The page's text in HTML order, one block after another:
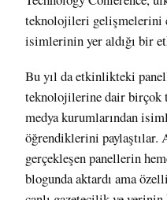
teknolojileri gelişmelerini
isimlerinin yer aldığı bir
Bu yıl da etkinlikteki
teknolojilerine dair birçok
medya kurumlarından
öğrendiklerini paylaştılar.
gerçekleşen panellerin
blogunda aktardı ama